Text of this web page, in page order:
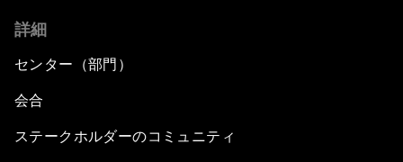
詳細
センター（部門）
会合
ステークホルダーのコミュニティ